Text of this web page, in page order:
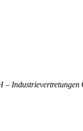
– Industrievertretungen